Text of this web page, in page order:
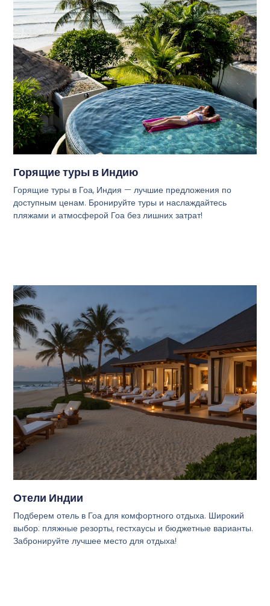
Горящие туры в Индию
Горящие туры в Гоа, Индия — лучшие предложения по
доступным ценам. Бронируйте туры и наслаждайтесь
пляжами и атмосферой Гоа без лишних затрат!
Отели Индии
Подберем отель в Гоа для комфортного отдыха. Широкий
выбор: пляжные резорты, гестхаусы и бюджетные варианты.
Забронируйте лучшее место для отдыха!